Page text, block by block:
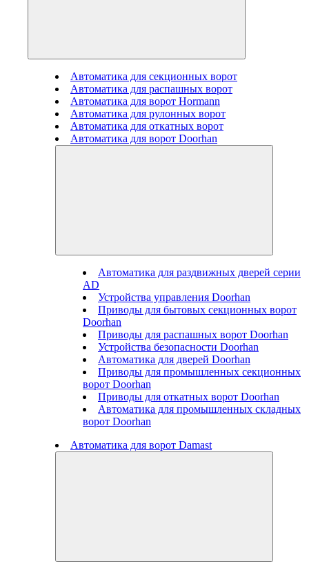
Автоматика для секционных ворот
Автоматика для распашных ворот
Автоматика для ворот Hormann
Автоматика для рулонных ворот
Автоматика для откатных ворот
Автоматика для ворот Doorhan
Автоматика для раздвижных дверей серии
AD
Устройства управления Doorhan
Приводы для бытовых секционных ворот
Doorhan
Приводы для распашных ворот Doorhan
Устройства безопасности Doorhan
Автоматика для дверей Doorhan
Приводы для промышленных секционных
ворот Doorhan
Приводы для откатных ворот Doorhan
Автоматика для промышленных складных
ворот Doorhan
Автоматика для ворот Damast